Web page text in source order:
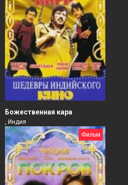
Божественная кара
, Индия
Фильм